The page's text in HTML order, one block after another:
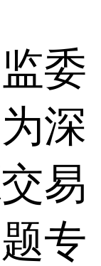
委
深
易
专